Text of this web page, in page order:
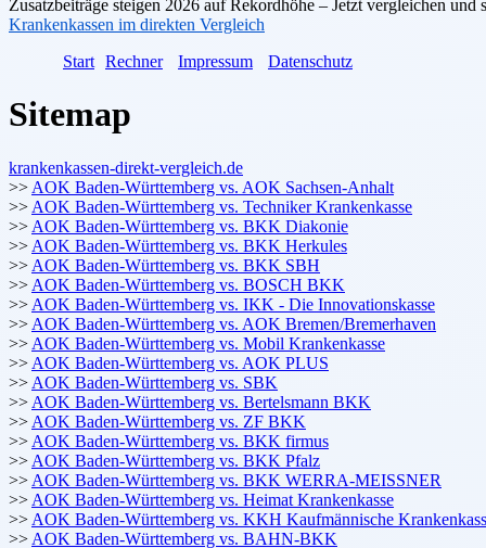
Zusatzbeiträge steigen 2026 auf Rekordhöhe – Jetzt vergleichen und
Krankenkassen im direkten Vergleich
Start Rechner Impressum Datenschutz
Sitemap
krankenkassen-direkt-vergleich.de
>> AOK Baden-Württemberg vs. AOK Sachsen-Anhalt
>> AOK Baden-Württemberg vs. Techniker Krankenkasse
>> AOK Baden-Württemberg vs. BKK Diakonie
>> AOK Baden-Württemberg vs. BKK Herkules
>> AOK Baden-Württemberg vs. BKK SBH
>> AOK Baden-Württemberg vs. BOSCH BKK
>> AOK Baden-Württemberg vs. IKK - Die Innovationskasse
>> AOK Baden-Württemberg vs. AOK Bremen/Bremerhaven
>> AOK Baden-Württemberg vs. Mobil Krankenkasse
>> AOK Baden-Württemberg vs. AOK PLUS
>> AOK Baden-Württemberg vs. SBK
>> AOK Baden-Württemberg vs. Bertelsmann BKK
>> AOK Baden-Württemberg vs. ZF BKK
>> AOK Baden-Württemberg vs. BKK firmus
>> AOK Baden-Württemberg vs. BKK Pfalz
>> AOK Baden-Württemberg vs. BKK WERRA-MEISSNER
>> AOK Baden-Württemberg vs. Heimat Krankenkasse
>> AOK Baden-Württemberg vs. KKH Kaufmännische
>> AOK Baden-Württemberg vs. BAHN-BKK